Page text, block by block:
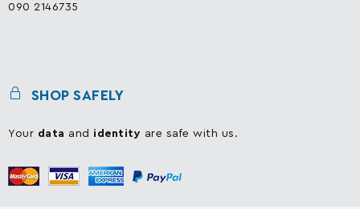
090 2146735
SHOP SAFELY
Your data and identity are safe with us.